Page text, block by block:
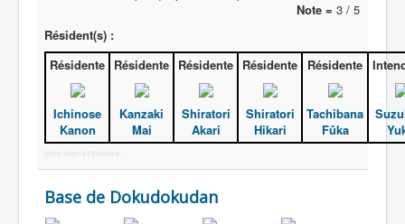
Dimension
Dojo
Domicile
École
Note = 3 / 5
Résident(s) :
Résidente
Ichinose
Kanon
Résidente
Kanzaki
Mai
Résidente
Shiratori
Akari
Résidente
Shiratori
Hikari
Résidente
Tachibana
Fûka
More Joomla Extensions
Base de Dokudokudan